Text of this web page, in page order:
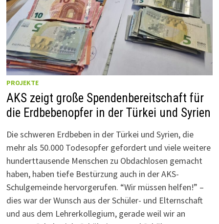
PROJEKTE
AKS zeigt große Spendenbereitschaft für
die Erdbebenopfer in der Türkei und Syrien
Die schweren Erdbeben in der Türkei und Syrien, die
mehr als 50.000 Todesopfer gefordert und viele weitere
hunderttausende Menschen zu Obdachlosen gemacht
haben, haben tiefe Bestürzung auch in der AKS-
Schulgemeinde hervorgerufen. “Wir müssen helfen!” –
dies war der Wunsch aus der Schüler- und Elternschaft
und aus dem Lehrerkollegium, gerade weil wir an